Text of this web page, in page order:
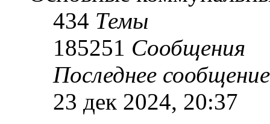
434 Темы
185251 Сообщения
Последнее сообщение
23 дек 2024, 20:37